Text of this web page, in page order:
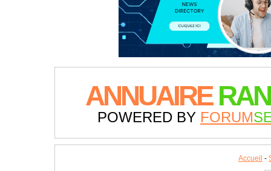
ANNUAIRE
POWERED BY FORUM
Accueil -